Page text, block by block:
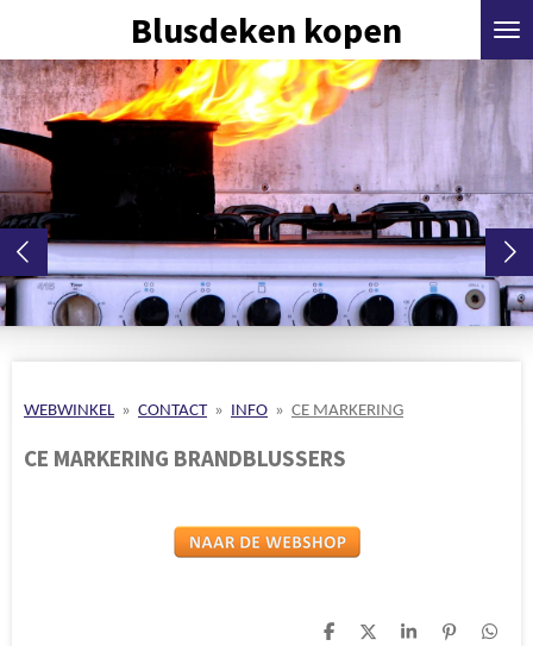
naar
de
hoofdinhoud
Blusdeken kopen
WEBWINKEL » CONTACT » INFO » CE MARKERING
CE MARKERING BRANDBLUSSERS
D
D
S
P
D